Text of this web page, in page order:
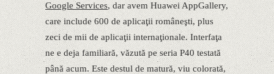
Google Services, dar avem Huawei AppGallery,
care include 600 de aplicaţii româneşti, plus
zeci de mii de aplicaţii internaţionale. Interfaţa
ne e deja familiară, văzută pe seria P40 testată
până acum. Este destul de matură, viu colorată,